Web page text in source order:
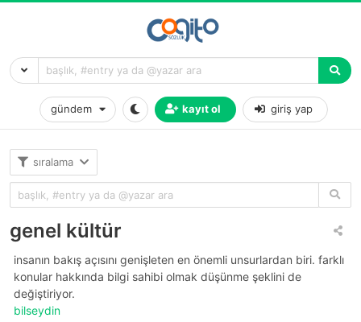
gündem kayıt ol giriş yap
sıralama
genel kültür
insanın bakış açısını genişleten en önemli unsurlardan biri. farklı
konular hakkında bilgi sahibi olmak düşünme şeklini de
değiştiriyor.
bilseydin